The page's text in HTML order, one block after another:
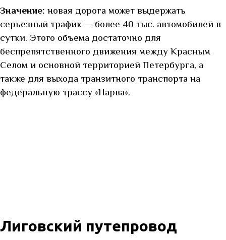
Значение: новая дорога может выдержать
серьезный трафик — более 40 тыс. автомобилей в
сутки. Этого объема достаточно для
беспрепятственного движения между Красным
Селом и основной территорией Петербурга, а
также для выхода транзитного транспорта на
федеральную трассу «Нарва».
Лиговский путепровод